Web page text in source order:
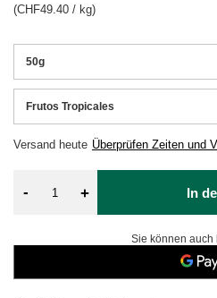
50g
Frutos Tropicales
Versand heute Überprüfen Zeiten und
(CHF49.40 / kg)
- + In
Sie können auch